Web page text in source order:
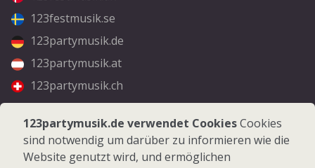
123festmusik.se
123partymusik.de
123partymusik.at
123partymusik.ch
Folgen Sie uns
Facebook
123partymusik.de verwendet CookiesCookies
sind notwendig um darüber zu informieren wie die
Website genutzt wird, und ermöglichen